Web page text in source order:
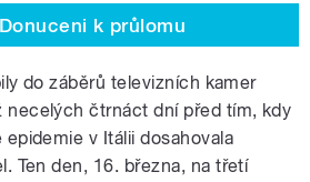
k průlomu
do záběrů televizních kamer
necelých čtrnáct dní před tím, kdy
v Itálii dosahovala
Ten den, 16. března, na třetí